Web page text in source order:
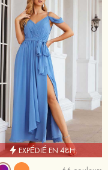
EXPÉDIÉ EN 48H